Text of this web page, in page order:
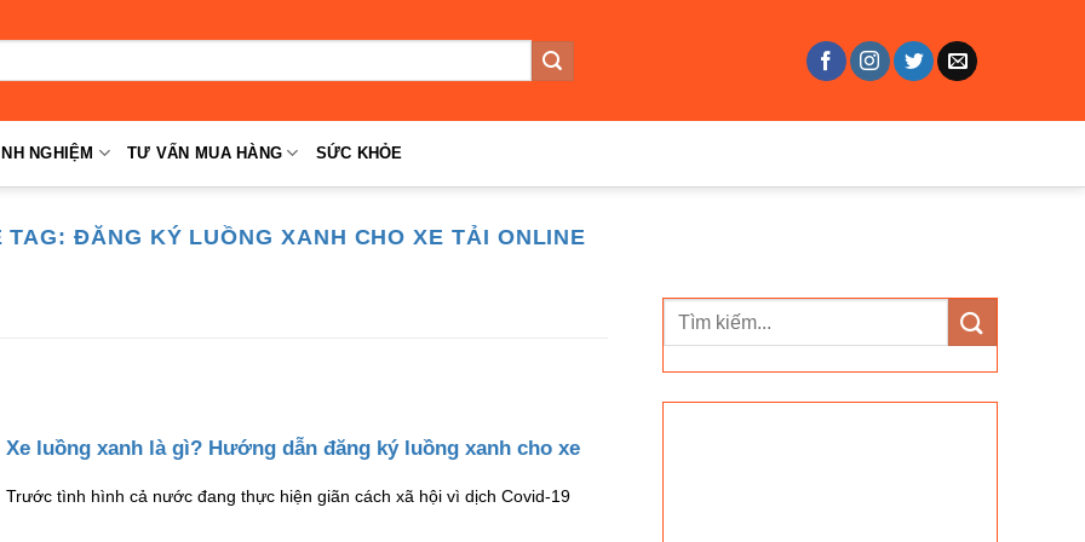
NGHIỆM TƯ VẤN MUA HÀNG SỨC KHỎE
TAG:ĐĂNG KÝ LUỒNG XANH CHO XE TẢI ONLINE
Xe luồng xanh là gì? Hướng dẫn đăng ký luồng xanh cho xe
Trước tình hình cả nước đang thực hiện giãn cách xã hội vì dịch Covid-19